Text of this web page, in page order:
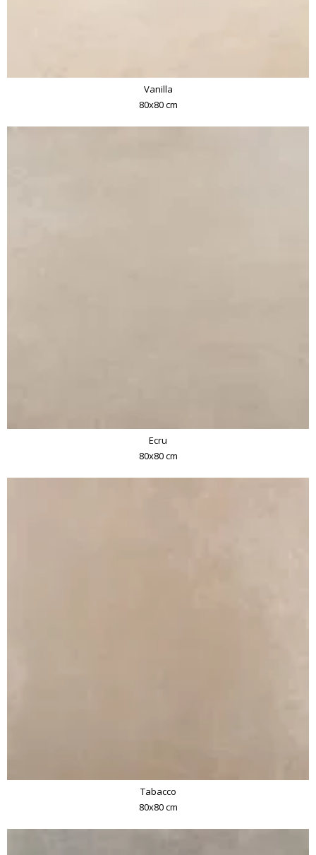
Vanilla
80x80 cm
Ecru
80x80 cm
Tabacco
80x80 cm